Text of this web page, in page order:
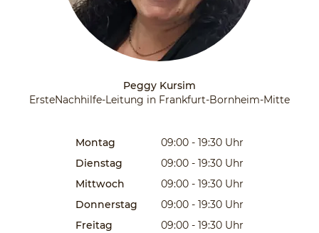
Peggy Kursim
ErsteNachhilfe-Leitung in Frankfurt-Bornheim-Mitte
Montag 09:00 - 19:30 Uhr
Dienstag
09:00 - 19:30 Uhr
Mittwoch
09:00 - 19:30 Uhr
Donnerstag
09:00 - 19:30 Uhr
Freitag
09:00 - 19:30 Uhr